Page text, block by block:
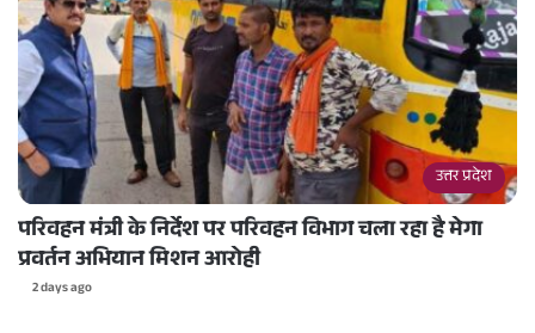
उत्तर प्रदेश
परिवहन मंत्री के निर्देश पर परिवहन विभाग चला रहा है मेगा
प्रवर्तन अभियान मिशन आरोही
2 days ago